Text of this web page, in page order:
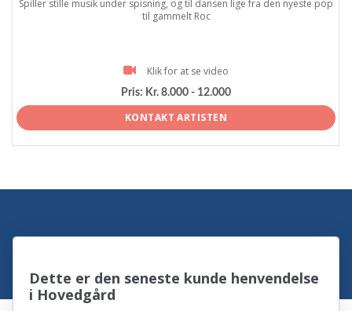
Spiller stille musik under spisning, og til dansen lige fra den nyeste pop
til gammelt Roc
Klik for at se video
Pris: Kr. 8.000 - 12.000
KONTAKT ARTISTEN
Dette er den seneste kunde henvendelse
i Hovedgård